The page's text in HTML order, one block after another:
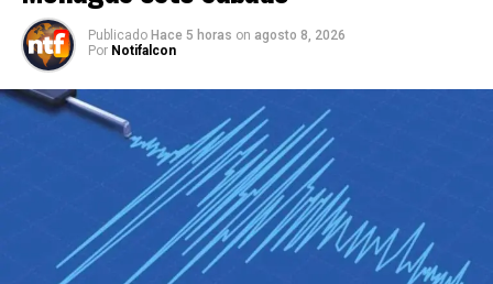
Publicado Hace 5 horas on agosto 8, 2026
Por Notifalcon